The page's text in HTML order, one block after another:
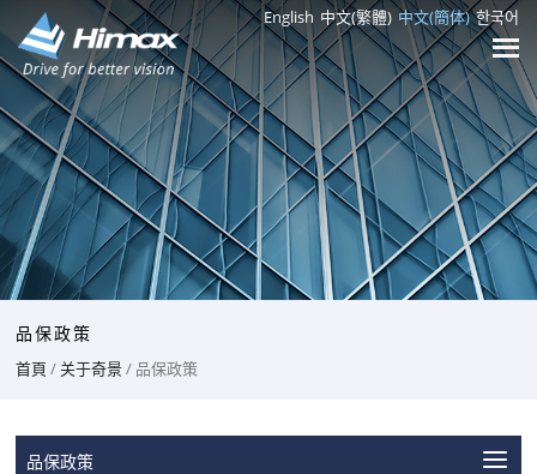
English 中文(繁體) 中文(簡体) 한국어
品保政策
首頁 /关于奇景/ 品保政策
品保政策